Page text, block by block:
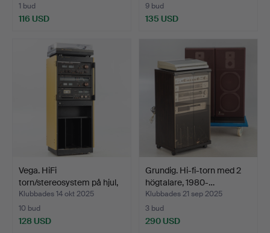
1 bud
116 USD
9 bud
135 USD
Vega. HiFi
torn/stereosystem på hjul,
2. A…
Klubbades 14 okt 2025
10 bud
128 USD
Grundig. Hi-fi-torn med 2
högtalare, 1980-…
Klubbades 21 sep 2025
3 bud
290 USD